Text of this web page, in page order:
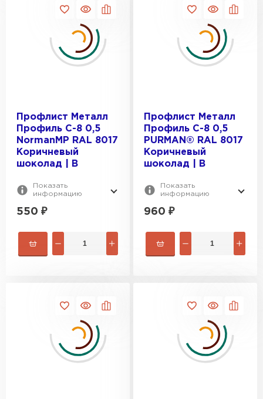
Профлист Металл
Профиль С-8 0,5
NormanMP RAL 8017
Коричневый
шоколад | B
Показать
информацию
550 ₽
Профлист Металл
Профиль С-8 0,5
PURMAN® RAL 8017
Коричневый
шоколад | B
Показать
информацию
960 ₽
Цементно-песчаная черепица